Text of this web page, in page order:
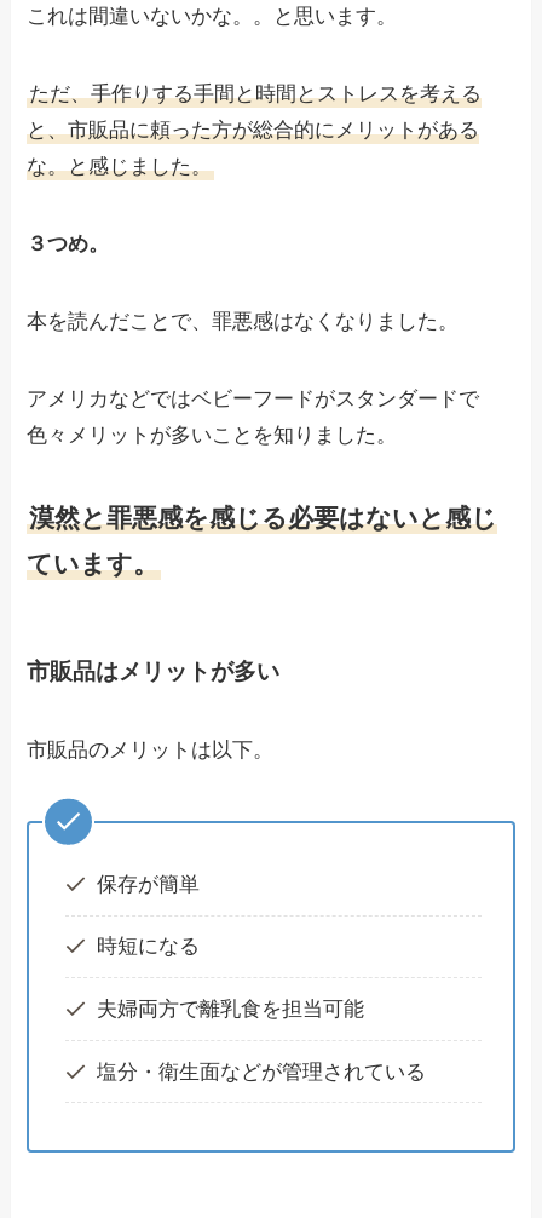
これは間違いないかな。。と思います。
ただ、手作りする手間と時間とストレスを考える
と、市販品に頼った方が総合的にメリットがある
な。と感じました。
３つめ。
本を読んだことで、罪悪感はなくなりました。
アメリカなどではベビーフードがスタンダードで
色々メリットが多いことを知りました。
漠然と罪悪感を感じる必要はないと感じ
ています。
市販品はメリットが多い
市販品のメリットは以下。
保存が簡単
時短になる
夫婦両方で離乳食を担当可能
塩分・衛生面などが管理されている